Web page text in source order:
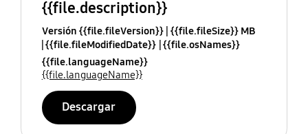
{{file.description}}
Versión {{file.fileVersion}} {{file.fileSize}} MB
{{file.fileModifiedDate}} {{file.osNames}}
{{file.languageName}}
{{file.languageName}}
Descargar